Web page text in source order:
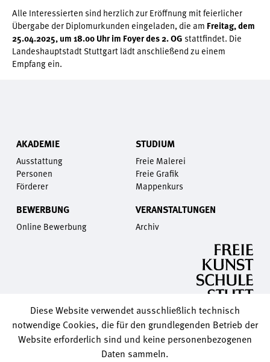
Alle Interessierten sind herzlich zur Eröffnung mit feierlicher
Übergabe der Diplomurkunden eingeladen, die am Freitag, dem
25.04.2025, um 18.00 Uhr im Foyer des 2. OG stattfindet. Die
Landeshauptstadt Stuttgart lädt anschließend zu einem
Empfang ein.
AKADEMIE
Ausstattung
Personen
Förderer
STUDIUM
Freie Malerei
Freie Grafik
Mappenkurs
BEWERBUNG
Online Bewerbung
VERANSTALTUNGEN
Archiv
Diese Website verwendet ausschließlich technisch
notwendige Cookies, die für den grundlegenden Betrieb der
Website erforderlich sind und keine personenbezogenen
Daten sammeln.